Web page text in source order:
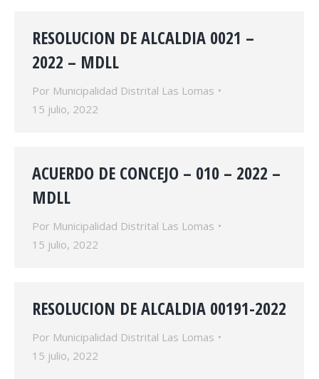
RESOLUCION DE ALCALDIA 0021 –
2022 – MDLL
Por Municipalidad Distrital Las Lomas
15 julio, 2022
ACUERDO DE CONCEJO – 010 – 2022 –
MDLL
Por Municipalidad Distrital Las Lomas
15 julio, 2022
RESOLUCION DE ALCALDIA 00191-2022
Por Municipalidad Distrital Las Lomas
15 julio, 2022